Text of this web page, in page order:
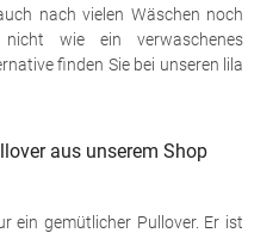
nach vielen Wäschen noch
wie ein verwaschenes
finden Sie bei unseren lila
aus unserem Shop
ein gemütlicher Pullover. Er ist